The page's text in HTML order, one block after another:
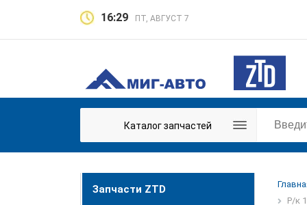
16:29 ПТ, АВГУСТ 7
Каталог запчастей
Запчасти ZTD
Р/к